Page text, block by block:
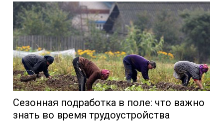
Сезонная подработка в поле: что важно
знать во время трудоустройства